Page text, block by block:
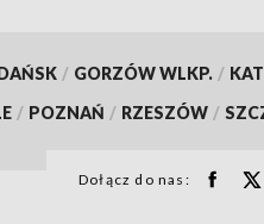
/ GORZÓW WLKP. /
/ POZNAŃ / RZESZÓW /
Dołącz do nas: